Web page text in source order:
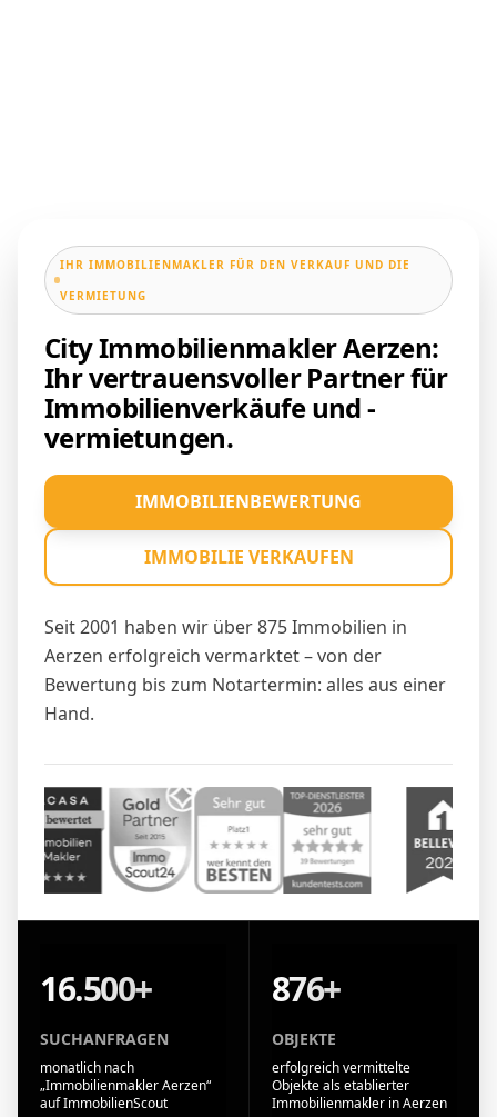
IHR IMMOBILIENMAKLER FÜR DEN VERKAUF UND DIE
VERMIETUNG
City Immobilienmakler Aerzen:
Ihr vertrauensvoller Partner für
Immobilienverkäufe und -
vermietungen.
Seit 2001 haben wir über 875 Immobilien in
Aerzen erfolgreich vermarktet – von der
Bewertung bis zum Notartermin: alles aus einer
Hand.
IMMOBILIENBEWERTUNG
IMMOBILIE VERKAUFEN
16.500+
SUCHANFRAGEN
monatlich nach
„Immobilienmakler Aerzen“
auf ImmobilienScout
876+
OBJEKTE
erfolgreich vermittelte
Objekte als etablierter
Immobilienmakler in Aerzen